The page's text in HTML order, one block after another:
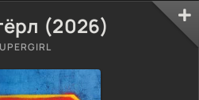
(2026)